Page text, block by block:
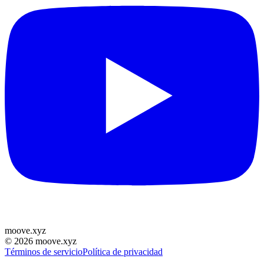
moove.xyz
© 2026 moove.xyz
Términos de servicioPolítica de privacidad